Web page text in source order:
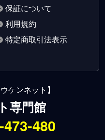
保証について
利用規約
特定商取引法表示
ケンネット】
専門館
480